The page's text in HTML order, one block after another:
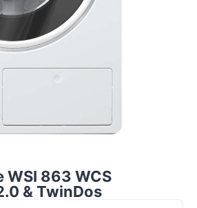
WSI 863 WCS
& TwinDos